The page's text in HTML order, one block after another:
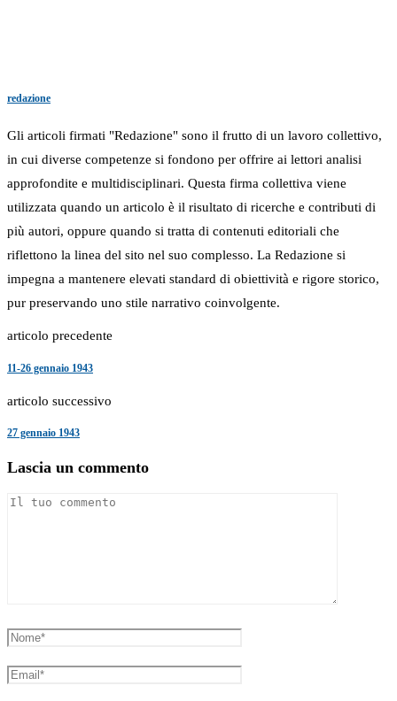
redazione
Gli articoli firmati "Redazione" sono il frutto di un lavoro collettivo,
in cui diverse competenze si fondono per offrire ai lettori analisi
approfondite e multidisciplinari. Questa firma collettiva viene
utilizzata quando un articolo è il risultato di ricerche e contributi di
più autori, oppure quando si tratta di contenuti editoriali che
riflettono la linea del sito nel suo complesso. La Redazione si
impegna a mantenere elevati standard di obiettività e rigore storico,
pur preservando uno stile narrativo coinvolgente.
articolo precedente
11-26 gennaio 1943
articolo successivo
27 gennaio 1943
Lascia un commento